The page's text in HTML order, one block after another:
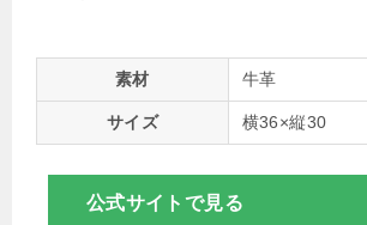
素材 牛革
サイズ 横36×縦30
公式サイトで見る